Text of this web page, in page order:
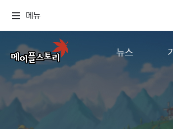
메뉴
뉴스
공지사항
업데이트
캐시샵 공지
확